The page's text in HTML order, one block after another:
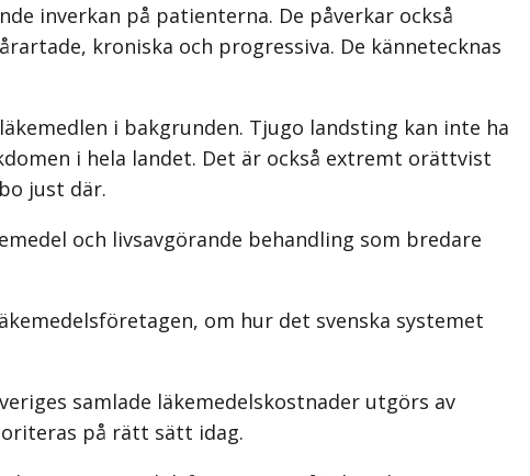
inverkan på patienterna. De påverkar också
kroniska och progressiva. De kännetecknas
i bakgrunden. Tjugo landsting kan inte ha
i hela landet. Det är också extremt orättvist
just där.
och livsavgörande behandling som bredare
om hur det svenska systemet
samlade läkemedelskostnader utgörs av
på rätt sätt idag.